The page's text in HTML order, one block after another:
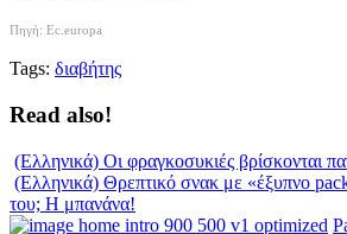
Πηγή: Ec.europa
Tags: διαβήτης
Read also!
(Ελληνικά) Οι φραγκοσυκιές βρίσκονται
(Ελληνικά) Θρεπτικό σνακ με «έξυπνο
του; Η μπανάνα!